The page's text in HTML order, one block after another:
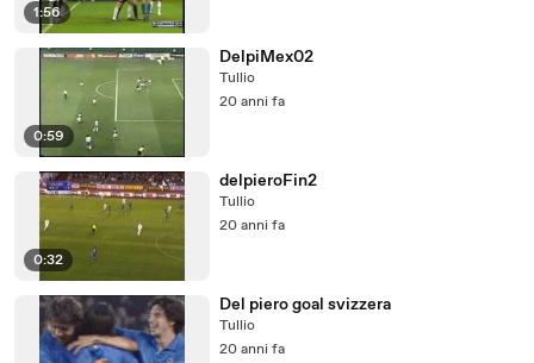
1:56
0:59
DelpiMex02
Tullio
20 anni fa
0:32
delpieroFin2
Tullio
20 anni fa
Del piero goal svizzera
Tullio
20 anni fa